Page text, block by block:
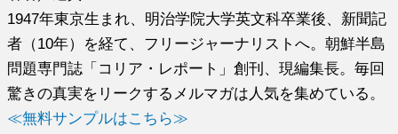
1947年東京生まれ、明治学院大学英文科卒業後、新聞記
者（10年）を経て、フリージャーナリストへ。朝鮮半島
問題専門誌「コリア・レポート」創刊、現編集長。毎回
驚きの真実をリークするメルマガは人気を集めている。
≪無料サンプルはこちら≫